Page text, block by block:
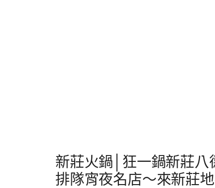
新莊火鍋│狂一鍋新莊
排隊宵夜名店～來新莊